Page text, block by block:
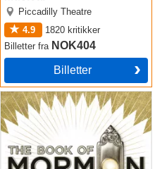
Piccadilly Theatre
4.9
1820 kritikker
Billetterfra NOK404
Billetter
The Book of Mormon